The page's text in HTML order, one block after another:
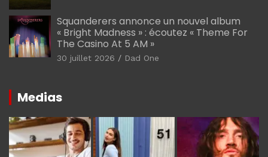
Squanderers annonce un nouvel album
« Bright Madness » : écoutez « Theme For
The Casino At 5 AM »
30 juillet 2026 Dad One
Medias